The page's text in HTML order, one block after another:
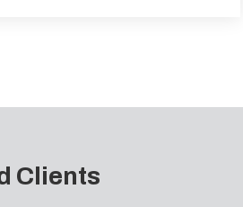
Clients